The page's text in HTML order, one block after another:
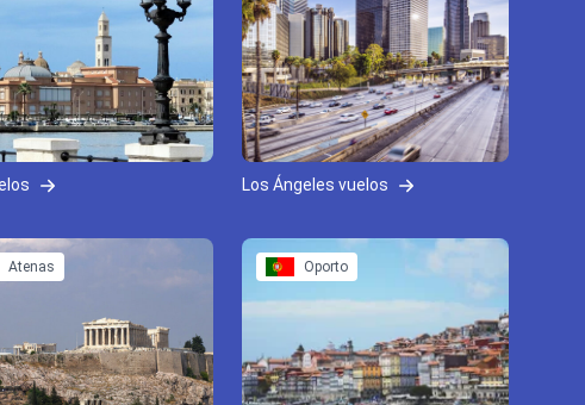
Los Ángeles vuelos
Atenas Oporto